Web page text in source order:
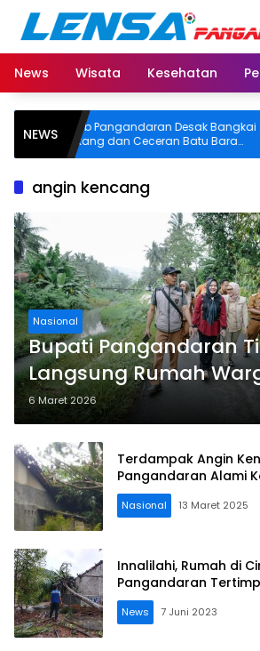
Langsung
konten
News
Wisata Kesehatan
NEWS
Pemkab Pangandaran Desak Bangkai
Tongkang dan Ceceran Batu Bara
Segera Diangkat, Soroti Buruknya
angin kencang
Nasional
Bupati Pangandaran
Langsung Rumah
Diterjang Angin
6 Maret 2026
Terdampak Angin
Pangandaran Alami
Nasional 13 Maret 2025
Innalilahi, Rumah di
Pangandaran
News 7 Juni 2023